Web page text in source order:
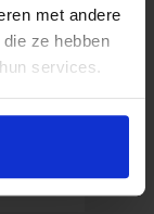
met andere
ze hebben
services.